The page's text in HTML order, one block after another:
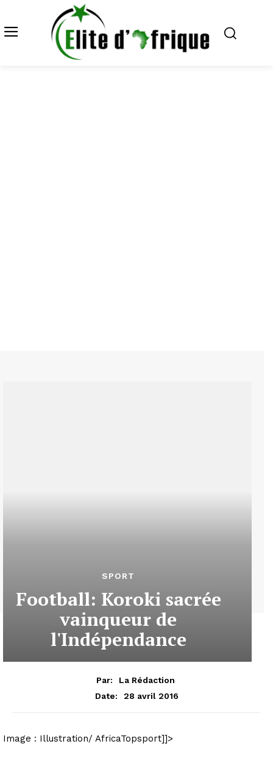
SPORT
Football: Koroki sacrée
vainqueur de
l'Indépendance
Par:
La Rédaction
Date:
28 avril 2016
Image : Illustration/ AfricaTopsport]]>